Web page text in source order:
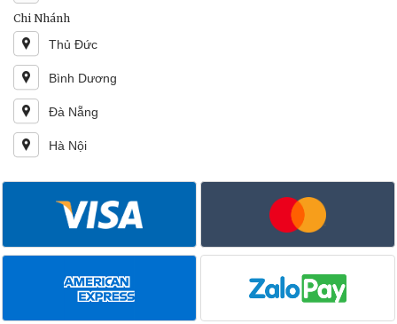
Chi Nhánh
Thủ Đức
Bình Dương
Đà Nẵng
Hà Nội